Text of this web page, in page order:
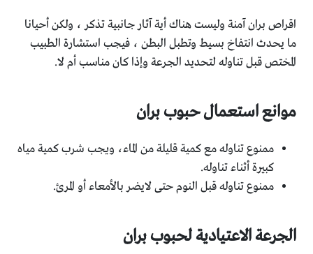
اقراص بران آمنة وليست هناك أية آثار جانبية تذكر ، ولكن أحيانا
ما يحدث انتفاخ بسيط وتطبل البطن ، فيجب استشارة الطبيب
المختص قبل تناوله لتحديد الجرعة وإذا كان مناسب أم لا.
موانع استعمال حبوب بران
ممنوع تناوله مع كمية قليلة من الماء، ويجب شرب كمية مياه
كبيرة أثناء تناوله.
ممنوع تناوله قبل النوم حتى لايضر بالأمعاء أو المرئ.
الجرعة الاعتيادية لحبوب بران